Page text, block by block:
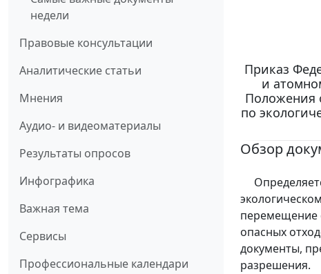
недели
Правовые консультации
Аналитические статьи
Мнения
Аудио- и видеоматериалы
Результаты опросов
Инфографика
Важная тема
Сервисы
Профессиональные календари
Приказ
и
Положения
по
Обзор
перемещение
опасных
документы,
разрешения.